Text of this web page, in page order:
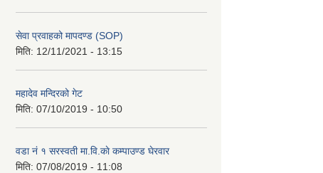
सेवा प्रवाहको मापदण्ड (SOP)
मिति: 12/11/2021 - 13:15
महादेव मन्दिरको गेट
मिति: 07/10/2019 - 10:50
वडा नं १ सरस्वती मा.वि.काे कम्पाउण्ड घेरवार
मिति: 07/08/2019 - 11:08